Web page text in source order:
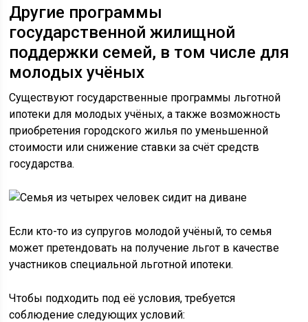
Другие программы
государственной жилищной
поддержки семей, в том числе для
молодых учёных
Существуют государственные программы льготной
ипотеки для молодых учёных, а также возможность
приобретения городского жилья по уменьшенной
стоимости или снижение ставки за счёт средств
государства.
Если кто-то из супругов молодой учёный, то семья
может претендовать на получение льгот в качестве
участников специальной льготной ипотеки.
Чтобы подходить под её условия, требуется
соблюдение следующих условий: